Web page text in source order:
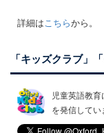
詳細はこちらから。
「キッズクラブ
児童英語教
を発信してい